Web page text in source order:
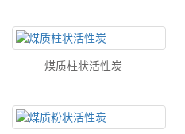
煤质柱状活性炭